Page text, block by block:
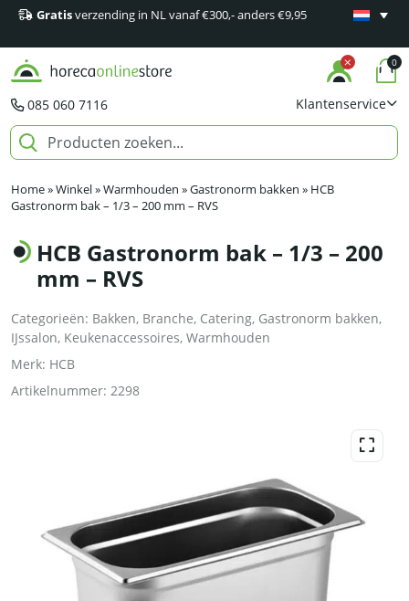
Gratisverzending in NL vanaf €300,- anders €9,95
Minimaal
085 060 7116 Klantenservice
0
Home»Winkel»Warmhouden »Gastronorm bakken » HCB
Gastronorm bak – 1/3 – 200 mm – RVS
HCB Gastronorm bak – 1/3 – 200
mm – RVS
Categorieën: Bakken, Branche, Catering, Gastronorm bakken,
IJssalon, Keukenaccessoires, Warmhouden
Merk: HCB
Artikelnummer: 2298